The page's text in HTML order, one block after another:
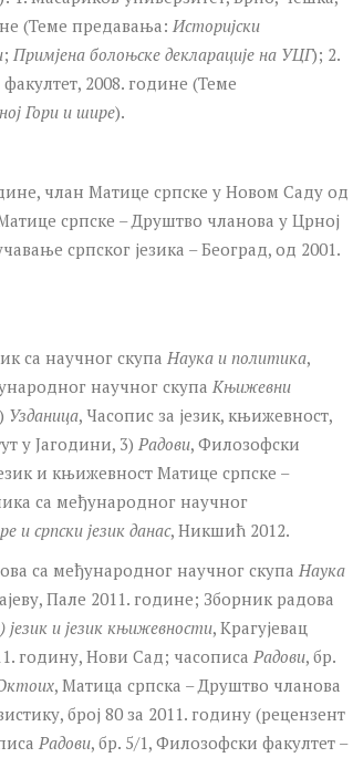
(Теме предавања: Историјски
; Примјена болоњске декларације на УЦГ); 2.
2008. године (Теме
Гори и шире).
члан Матице српске у Новом Саду од
српске – Друштво чланова у Црној
српског језика – Београд, од 2001.
са научног скупа Наука и политика,
научног скупа Књижевни
Узданица, Часопис за језик, књижевност,
у Јагодини, 3) Радови, Филозофски
и књижевност Матице српске –
са међународног научног
и српски језик данас, Никшић 2012.
са међународног научног скупа Наука
Пале 2011. године; Зборник радова
и језик књижевности, Крагујевац
годину, Нови Сад; часописа Радови, бр.
, Матица српска – Друштво чланова
број 80 за 2011. годину (рецензент
Радови, бр. 5/1, Филозофски факултет –